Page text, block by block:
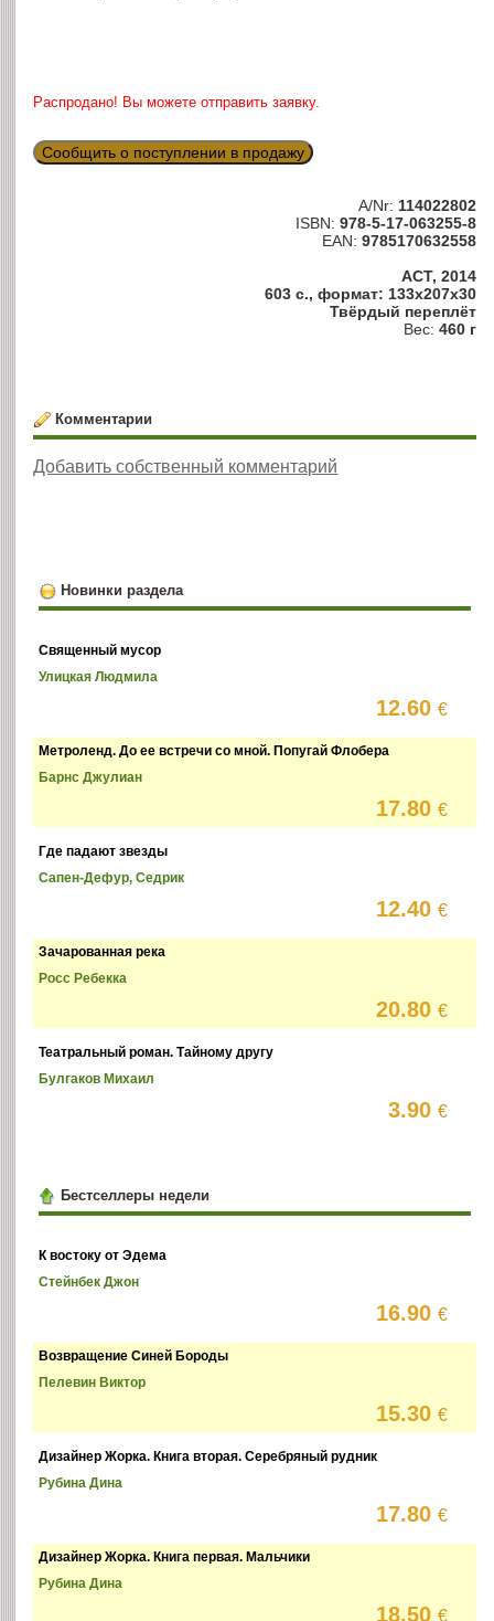
Распродано! Вы можете отправить заявку.
Сообщить о поступлении в продажу
A/Nr: 114022802
ISBN: 978-5-17-063255-8
EAN: 9785170632558
АСТ, 2014
603 с., формат: 133x207x30
Твёрдый переплёт
Вес: 460 г
Комментарии
Добавить собственный комментарий
Новинки раздела
Священный мусор
Улицкая Людмила
12.60€
Метроленд. До ее встречи со мной. Попугай Флобера
Барнс Джулиан
17.80€
Где падают звезды
Сапен-Дефур, Седрик
12.40€
Зачарованная река
Росс Ребекка
20.80€
Театральный роман. Тайному другу
Булгаков Михаил
3.90€
Бестселлеры недели
К востоку от Эдема
Стейнбек Джон
16.90€
Возвращение Синей Бороды
Пелевин Виктор
15.30€
Дизайнер Жорка. Книга вторая. Серебряный рудник
Рубина Дина
17.80€
Дизайнер Жорка. Книга первая. Мальчики
Рубина Дина
18.50€